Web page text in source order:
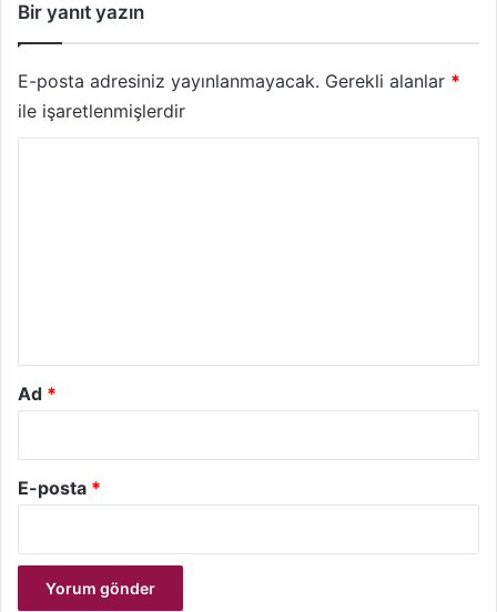
Bir yanıt yazın
E-posta adresiniz yayınlanmayacak. Gerekli alanlar *
ile işaretlenmişlerdir
Ad *
E-posta *